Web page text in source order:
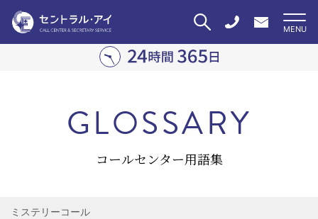
GLOSSARY
コールセンター用語集
ミステリーコール